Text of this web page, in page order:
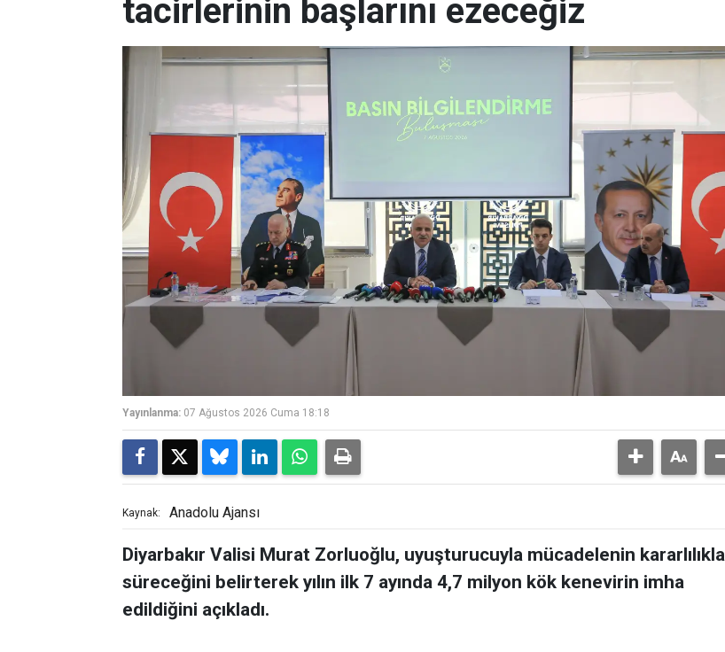
tacirlerinin başlarını ezeceğiz
Yayınlanma: 07 Ağustos 2026 Cuma 18:18
Kaynak: Anadolu Ajansı
Diyarbakır Valisi Murat Zorluoğlu, uyuşturucuyla mücadelenin kararlılıkla
süreceğini belirterek yılın ilk 7 ayında 4,7 milyon kök kenevirin imha
edildiğini açıkladı.